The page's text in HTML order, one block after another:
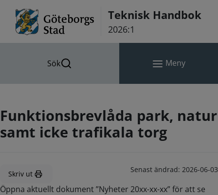
Teknisk Handbok
2026:1
Sök Meny
Funktionsbrevlåda park, natur
samt icke trafikala torg
Skriv ut Senast ändrad: 2026-06-03
Öppna aktuellt dokument ”Nyheter 20xx-xx-xx” för att se